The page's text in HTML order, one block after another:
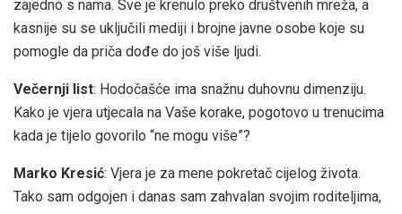
zajedno s nama. Sve je krenulo preko društvenih mreža, a
kasnije su se uključili mediji i brojne javne osobe koje su
pomogle da priča dođe do još više ljudi.
Večernji list: Hodočašće ima snažnu duhovnu dimenziju.
Kako je vjera utjecala na Vaše korake, pogotovo u trenucima
kada je tijelo govorilo “ne mogu više”?
Marko Kresić: Vjera je za mene pokretač cijelog života.
Tako sam odgojen i danas sam zahvalan svojim roditeljima,